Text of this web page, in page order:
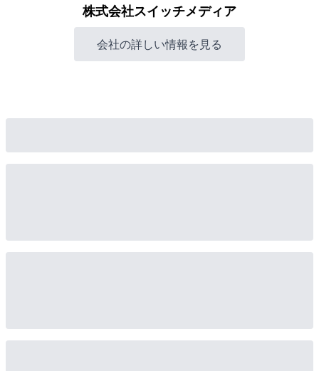
株式会社スイッチメディア
会社の詳しい情報を見る